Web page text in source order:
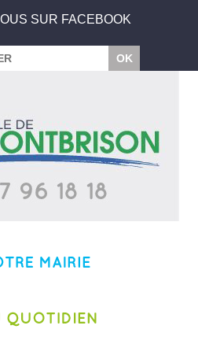
SUR FACEBOOK